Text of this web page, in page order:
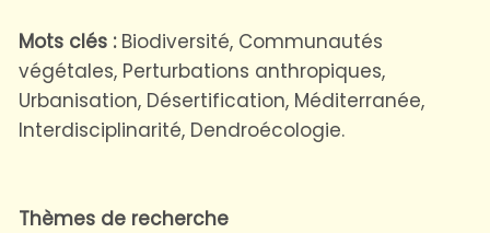
Mots clés :Biodiversité, Communautés
végétales, Perturbations anthropiques,
Urbanisation, Désertification, Méditerranée,
Interdisciplinarité, Dendroécologie.
Thèmes de recherche